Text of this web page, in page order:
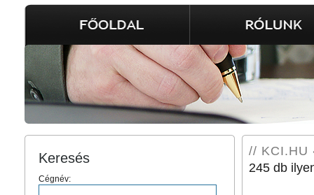
Keresés
Cégnév:
// KCI.HU
245 db